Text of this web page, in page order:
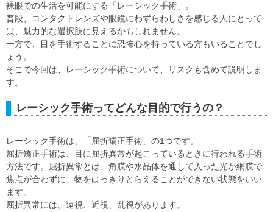
裸眼での生活を可能にする「レーシック手術」。
普段、コンタクトレンズや眼鏡にわずらわしさを感じる人にとって
は、魅力的な選択肢に見えるかもしれません。
一方で、目を手術することに恐怖心を持っている方もいることでし
ょう。
そこで今回は、レーシック手術について、リスクも含めて説明しま
す。
レーシック手術ってどんな目的で行うの？
レーシック手術は、「屈折矯正手術」の1つです。
屈折矯正手術は、目に屈折異常が起こっているときに行われる手術
方法です。屈折異常とは、角膜や水晶体を通して入った光が網膜で
焦点が合わずに、物をはっきりとらえることができない状態をいい
ます。
屈折異常には、遠視、近視、乱視があります。